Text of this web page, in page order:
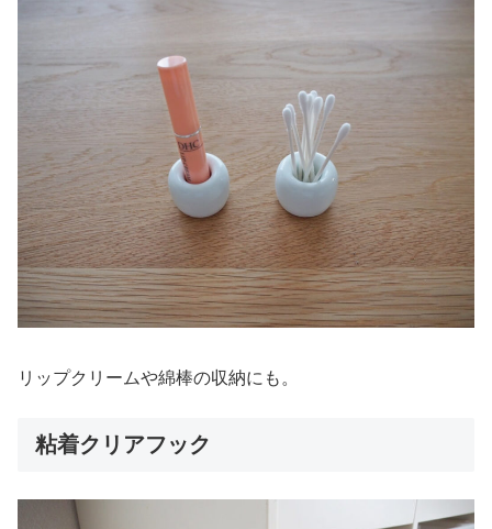
リップクリームや綿棒の収納にも。
粘着クリアフック